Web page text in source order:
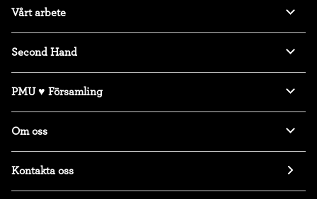
Vårt arbete
Second Hand
PMU ♥ Församling
Om oss
Kontakta oss